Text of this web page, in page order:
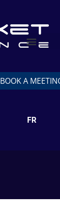
BOOK A
FR